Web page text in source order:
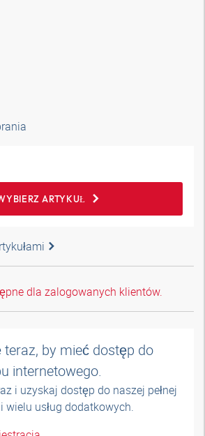
ARTYKUŁ
dla zalogowanych klientów.
by mieć dostęp do
internetowego.
i uzyskaj dostęp do naszej pełnej
wielu usług dodatkowych.